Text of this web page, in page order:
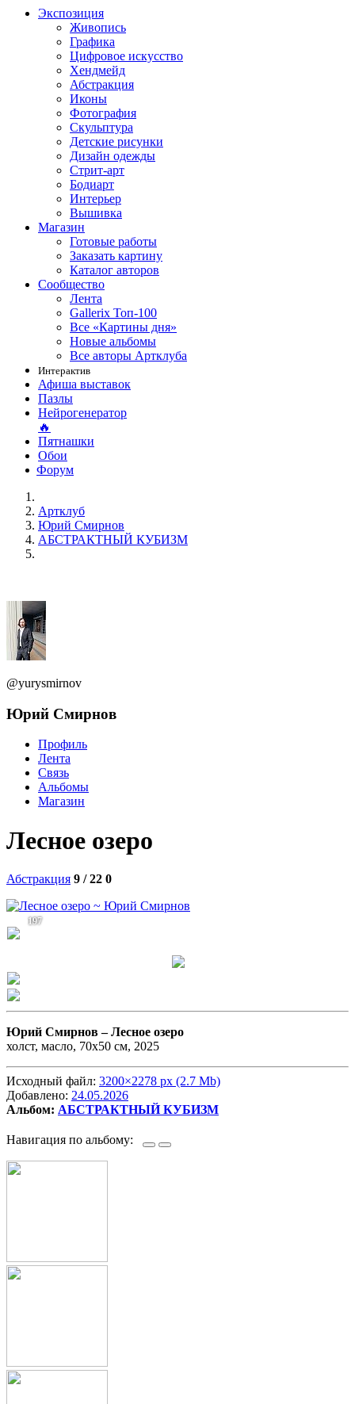
Экспозиция
Живопись
Графика
Цифровое искусство
Хендмейд
Абстракция
Иконы
Фотография
Скульптура
Детские рисунки
Дизайн одежды
Стрит-арт
Бодиарт
Интерьер
Вышивка
Магазин
Готовые работы
Заказать картину
Каталог авторов
Сообщество
Лента
Gallerix Топ-100
Все «Картины дня»
Новые альбомы
Все авторы Артклуба
Интерактив
Афиша выставок
Пазлы
Нейрогенератор
🔥
Пятнашки
Обои
Форум
Артклуб
Юрий Смирнов
АБСТРАКТНЫЙ КУБИЗМ
@yurysmirnov
Юрий Смирнов
Профиль
Лента
Связь
Альбомы
Магазин
Лесное озеро
Абстракция 9 / 22 0
197
Юрий Смирнов –Лесное озеро
холст, масло, 70x50 см, 2025
Исходный файл: 3200×2278 px (2.7 Mb)
Добавлено: 24.05.2026
Альбом: АБСТРАКТНЫЙ КУБИЗМ
Навигация по альбому: